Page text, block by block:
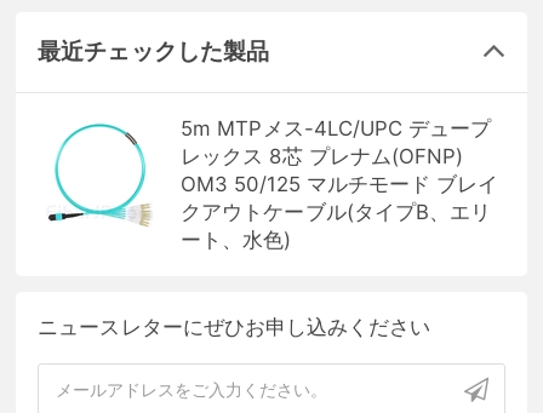
最近チェックした製品
5m MTPメス-4LC/UPC デュープ
レックス 8芯 プレナム(OFNP)
OM3 50/125 マルチモード ブレイ
クアウトケーブル(タイプB、エリ
ート、水色)
ニュースレターにぜひお申し込みください